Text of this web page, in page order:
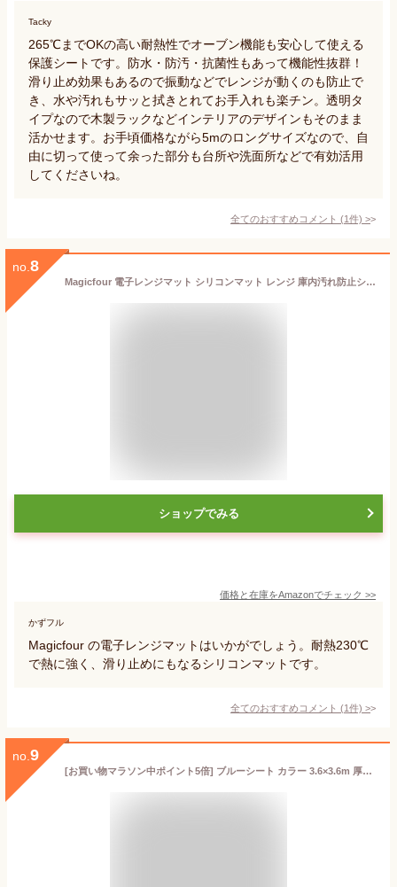
Tacky
265℃までOKの高い耐熱性でオーブン機能も安心して使える
保護シートです。防水・防汚・抗菌性もあって機能性抜群！
滑り止め効果もあるので振動などでレンジが動くのも防止で
き、水や汚れもサッと拭きとれてお手入れも楽チン。透明タ
イプなので木製ラックなどインテリアのデザインもそのまま
活かせます。お手頃価格ながら5mのロングサイズなので、自
由に切って使って余った部分も台所や洗面所などで有効活用
してくださいね。
全てのおすすめコメント (1件) >
no. 8
Magicfour 電子レンジマット シリコンマット レンジ 庫内汚れ防止シート 下敷き 耐熱 230℃ 耐冷 滑り止め 傷防止 洗える 掃除簡単 ランチョンマット 28.5×31cm
ショップでみる
価格と在庫をAmazonでチェック >>
かずフル
Magicfour の電子レンジマットはいかがでしょう。耐熱230℃
で熱に強く、滑り止めにもなるシリコンマットです。
全てのおすすめコメント (1件) >
no. 9
[お買い物マラソン中ポイント5倍] ブルーシート カラー 3.6×3.6m 厚手 #3000 カラーブルーシート レジャーシート おしゃれ ござ お花見 海水浴 バーベキュー 運動会 防災用品 災害 雨よけ 養生シートホワイト ブラック グリーン オレンジ プールの下に敷く FT JQ